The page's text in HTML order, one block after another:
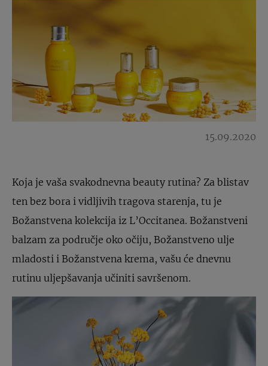
15.09.2020
Koja je vaša svakodnevna beauty rutina? Za blistav
ten bez bora i vidljivih tragova starenja, tu je
Božanstvena kolekcija iz L’Occitanea. Božanstveni
balzam za područje oko očiju, Božanstveno ulje
mladosti i Božanstvena krema, vašu će dnevnu
rutinu uljepšavanja učiniti savršenom.